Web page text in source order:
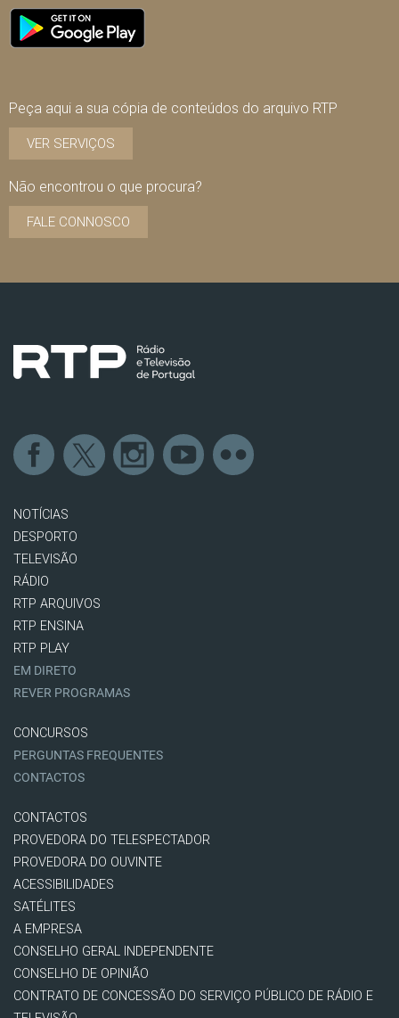
Peça aqui a sua cópia de conteúdos do arquivo RTP
VER SERVIÇOS
Não encontrou o que procura?
FALE CONNOSCO
NOTÍCIAS
DESPORTO
TELEVISÃO
RÁDIO
RTP ARQUIVOS
RTP ENSINA
RTP PLAY
EM DIRETO
REVER PROGRAMAS
CONCURSOS
PERGUNTAS FREQUENTES
CONTACTOS
CONTACTOS
PROVEDORA DO TELESPECTADOR
PROVEDORA DO OUVINTE
ACESSIBILIDADES
SATÉLITES
A EMPRESA
CONSELHO GERAL INDEPENDENTE
CONSELHO DE OPINIÃO
CONTRATO DE CONCESSÃO DO SERVIÇO PÚBLICO DE RÁDIO E